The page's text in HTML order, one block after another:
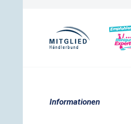
Informationen